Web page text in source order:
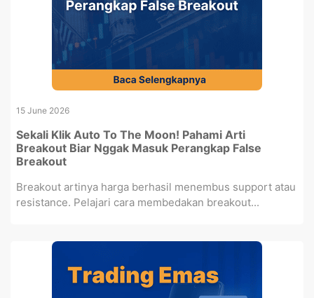
15 June 2026
Sekali Klik Auto To The Moon! Pahami Arti
Breakout Biar Nggak Masuk Perangkap False
Breakout
Breakout artinya harga berhasil menembus support atau
resistance. Pelajari cara membedakan breakout...